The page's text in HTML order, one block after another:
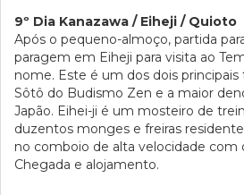
9º Dia Kanazawa / Eiheji / Quioto
Após o pequeno-almoço, partida
paragem em Eiheji para visita ao
nome. Este é um dos dois
Sôtô do Budismo Zen e a maior
Japão. Eihei-ji é um mosteiro de
duzentos monges e freiras
no comboio de alta velocidade com
Chegada e alojamento.